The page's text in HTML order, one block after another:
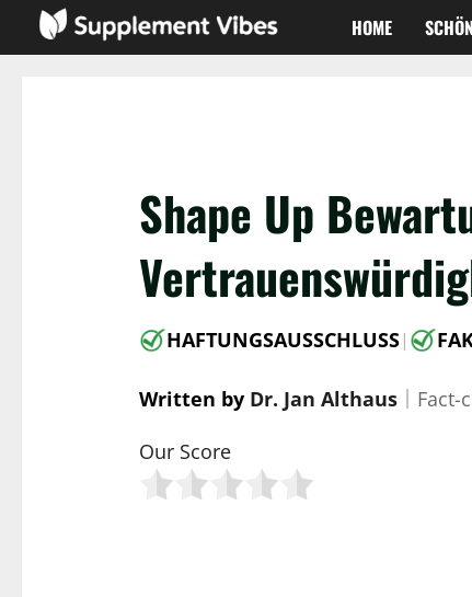
Inhalt
HOME
Shape Up
HAFTUNGSAUSSCHLUSS|
Written by Dr. Jan Althaus｜ Fact-
Our Score